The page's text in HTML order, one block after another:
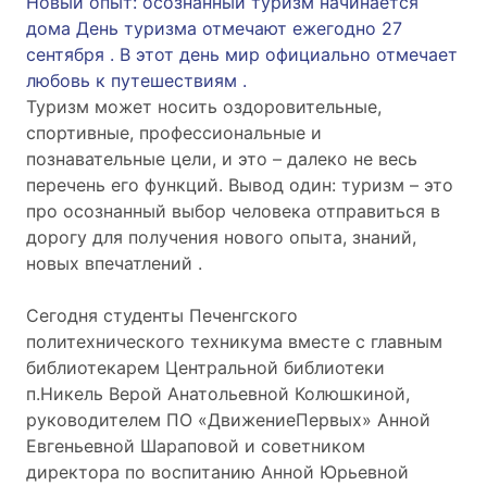
дома День туризма отмечают ежегодно 27
сентября . В этот день мир официально отмечает
любовь к путешествиям .
Туризм может носить оздоровительные,
спортивные, профессиональные и
познавательные цели, и это – далеко не весь
перечень его функций. Вывод один: туризм – это
про осознанный выбор человека отправиться в
дорогу для получения нового опыта, знаний,
новых впечатлений .
Сегодня студенты Печенгского
политехнического техникума вместе с главным
библиотекарем Центральной библиотеки
п.Никель Верой Анатольевной Колюшкиной,
руководителем ПО «ДвижениеПервых» Анной
Евгеньевной Шараповой и советником
директора по воспитанию Анной Юрьевной